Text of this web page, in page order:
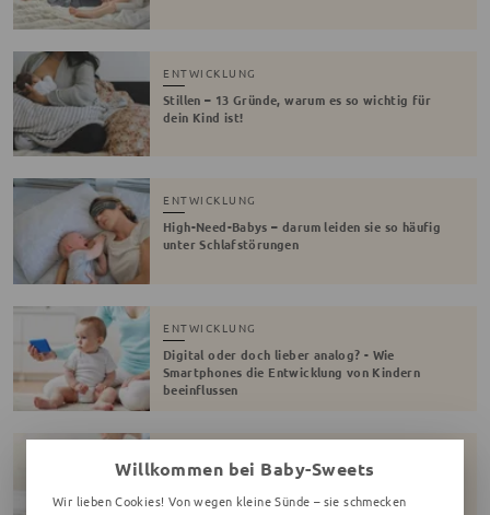
ENTWICKLUNG
Stillen – 13 Gründe, warum es so wichtig für
dein Kind ist!
ENTWICKLUNG
High-Need-Babys – darum leiden sie so häufig
unter Schlafstörungen
ENTWICKLUNG
Digital oder doch lieber analog? - Wie
Smartphones die Entwicklung von Kindern
beeinflussen
Babygymnastik – so förderst du die
Beweglichkeit deines Babys
Willkommen bei Baby-Sweets
Wir lieben Cookies! Von wegen kleine Sünde – sie schmecken